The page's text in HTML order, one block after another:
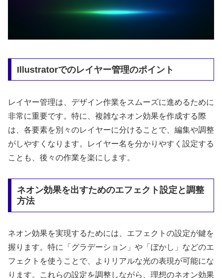
Illustratorでのレイヤー管理のポイント
レイヤー管理は、デザイン作業をスムーズに進めるために
非常に重要です。特に、複雑なネオン効果を作成する際
は、各要素を別々のレイヤーに分けることで、編集や調整
がしやすくなります。レイヤー名を分かりやすく設定する
ことも、後々の作業を楽にします。
ネオン効果を出すためのエフェクト設定と調整
方法
ネオン効果を実現するためには、エフェクトの設定が鍵を
握ります。特に「グラデーション」や「ぼかし」などのエ
フェクトを使うことで、よりリアルな光の表現が可能にな
ります。これらの設定を調整しながら、理想のネオン効果